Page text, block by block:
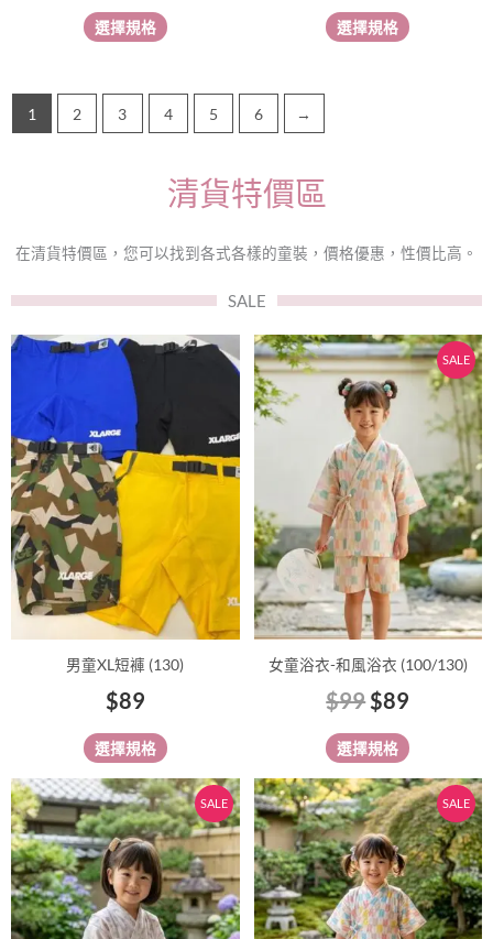
選擇規格
選
擇
項
選擇規格
選
擇
1
2 3 4 5 6 →
清貨特價區
在清貨特價區，您可以找到各式各樣的童裝，價格優惠，性價比高。
SALE
男童XL短褲 (130)
$89
選擇規格
此
產
品
有
多
種
在
產
頁
面
選
擇
選
項
SALE
女童浴衣-和風浴衣 (100/130)
$99
原
始
價
格：
$99。
$89
目
前
價
格：
$89。
選擇規格
此
產
品
有
多
種
款
式。
可
在
產
頁
面
選
擇
選
項
SALE
原
始
價
格：
$99。
目
前
價
格：
$89。
此
產
品
有
多
種
SALE
原
始
價
格：
$99。
目
前
價
格：
$89。
此
產
品
有
多
種